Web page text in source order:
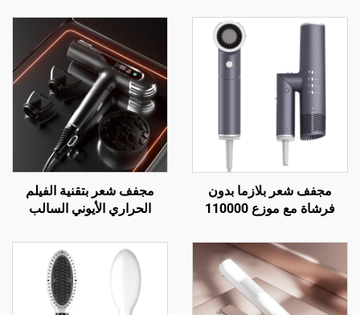
مجفف شعر بلازما بدون
فرشاة مع موزع 110000
مجفف شعر بتقنية الفيلم
الحراري الأيوني السالب
الحمراء البعيدة